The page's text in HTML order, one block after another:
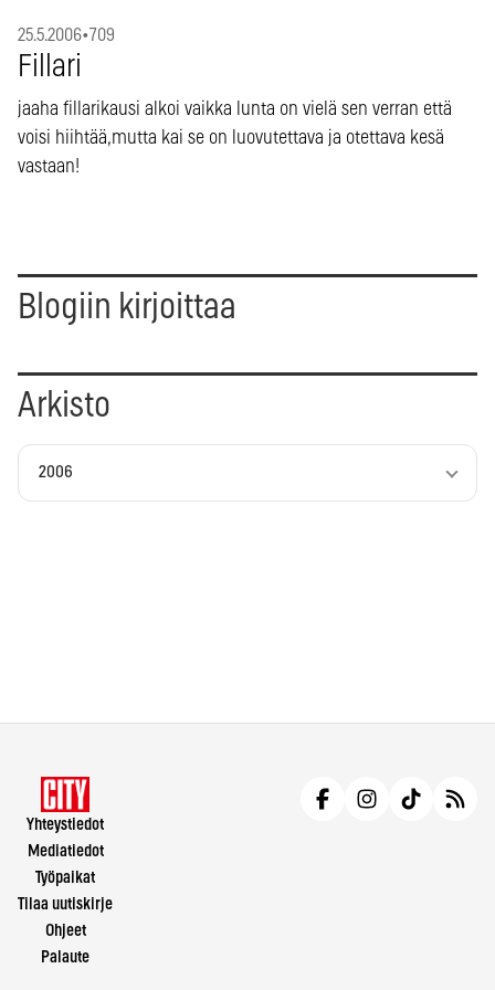
25.5.2006•709
Fillari
jaaha fillarikausi alkoi vaikka lunta on vielä sen verran että
voisi hiihtää,mutta kai se on luovutettava ja otettava kesä
vastaan!
Blogiin kirjoittaa
Arkisto
2006
Yhteystiedot
Mediatiedot
Työpaikat
Tilaa uutiskirje
Ohjeet
Palaute